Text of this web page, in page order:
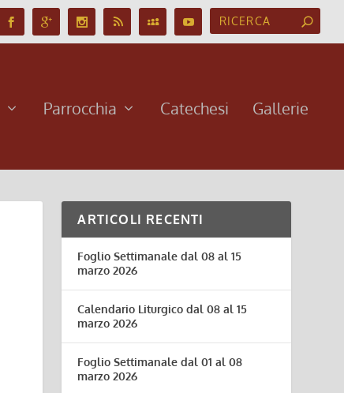
Parrocchia Catechesi Gallerie
ARTICOLI RECENTI
Foglio Settimanale dal 08 al 15
marzo 2026
Calendario Liturgico dal 08 al 15
marzo 2026
Foglio Settimanale dal 01 al 08
marzo 2026